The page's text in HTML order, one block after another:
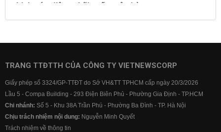
Lịch cúp điện
Lãi suất ngân hàng
Lãi suất tiết kiệm
Lãi suất tiền gửi
Lãi suất ngân hàng BIDV
Lãi suất ngân hàng Vietcombank
TRANG TTĐTTH CỦA CÔNG TY VIETNEWSCORP
Giấy phép số 3324/GP-TTĐT do Sở VH&TT TPHCM cấp ngày 20/3/2026
Lầu 5 - Compa Building - 293 Điện Biên Phủ - Phường Gia Định - TP.HCM
Chi nhánh: Số 5 - Khu 38A Trần Phú - Phường Ba Đình - TP. Hà Nội
Chịu trách nhiệm nội dung: Nguyễn Minh Quyết
Trách nhiệm về thông tin